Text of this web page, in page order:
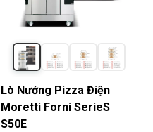
Lò Nướng Pizza Điện
Moretti Forni SerieS
S50E